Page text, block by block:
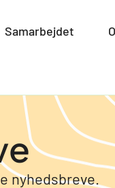
Digitalt arbejdsmiljø
Samarbejdet Open
nyhedsbreve.